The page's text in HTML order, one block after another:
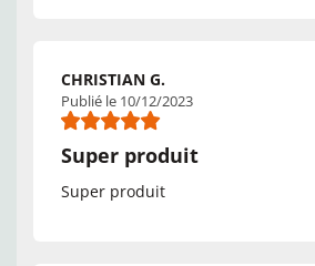
CHRISTIAN G.
Publié le 10/12/2023
Super produit
Super produit